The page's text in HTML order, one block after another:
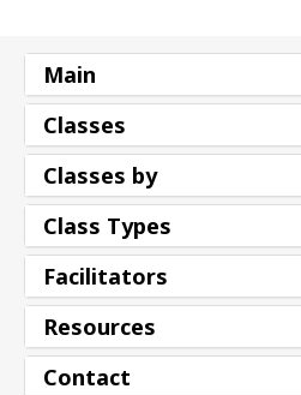
More
絡
検
Main
Classes
Classes by
Class Types
Facilitators
Resources
Contact